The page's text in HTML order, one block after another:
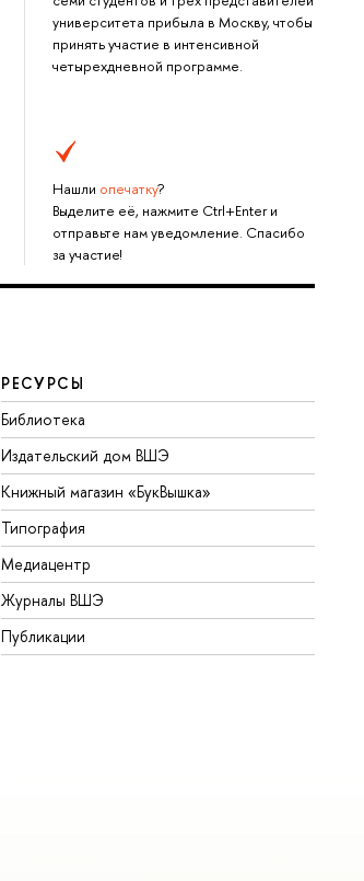
университета прибыла в Москву, чтобы
принять участие в интенсивной
четырехдневной программе.
Нашли опечатку?
Выделите её, нажмите Ctrl+Enter и
отправьте нам уведомление. Спасибо
за участие!
РЕСУРСЫ
Библиотека
Издательский дом ВШЭ
Книжный магазин «БукВышка»
Типография
Медиацентр
Журналы ВШЭ
Публикации